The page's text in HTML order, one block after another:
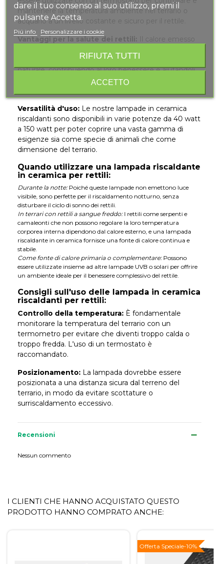
mantenere la temperatura ambiente nel terrario o
acquario a un livello costante e sicuro per il rettile.
Vantaggi per la salute dei rettili: Il calore emesso
che i rettili potrebbero trovare nel loro ambiente
naturale, contribuendo al loro benessere e aiutandoli
nella digestione, nel metabolismo e nella regolazione
Versatilità d'uso:Le nostre lampade in ceramica
riscaldanti sono disponibili in varie potenze da 40 watt
a 150 watt per poter coprire una vasta gamma di
esigenze sia come specie di animali che come
dimensione del terrario.
Quando utilizzare una lampada riscaldante
in ceramica per rettili:
Durante la notte:Poiché queste lampade non emettono luce
visibile, sono perfette per il riscaldamento notturno, senza
disturbare il ciclo di sonno dei rettili.
In terrari con rettili a sangue freddo: I rettili come serpenti e
camaleonti che non possono regolare la loro temperatura
corporea interna dipendono dal calore esterno, e una lampada
riscaldante in ceramica fornisce una fonte di calore continua e
stabile.
Come fonte di calore primaria o complementare: Possono
essere utilizzate insieme ad altre lampade UVB o solari per offrire
un ambiente ideale per il benessere complessivo del rettile.
Consigli sull'uso delle lampada in ceramica
riscaldanti per rettili:
Controllo della temperatura: È fondamentale
monitorare la temperatura del terrario con un
termometro per evitare che diventi troppo calda o
troppo fredda. L'uso di un termostato è
raccomandato.
Posizionamento:La lampada dovrebbe essere
posizionata a una distanza sicura dal terreno del
terrario, in modo da evitare scottature o
surriscaldamento eccessivo.
Recensioni
Nessun commento
I CLIENTI CHE HANNO ACQUISTATO QUESTO
PRODOTTO HANNO COMPRATO ANCHE:
Offerta Speciale-10%
dare il tuo consenso al suo utilizzo, premi il
pulsante Accetta.
Piú info Personalizzare i cookie
RIFIUTA TUTTI
ACCETTO